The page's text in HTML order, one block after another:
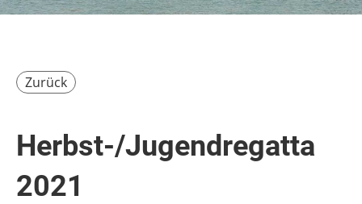
Zurück
Herbst-/Jugendregatta
2021